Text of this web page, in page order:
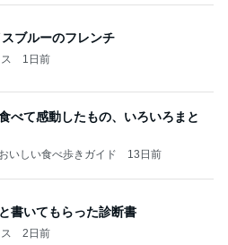
ブルーのフレンチ
1日前
べて感動したもの、いろいろまと
いしい食べ歩きガイド 13日前
書いてもらった診断書
2日前